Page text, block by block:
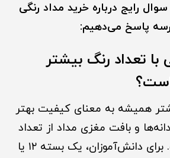
در این بخش به 4 سوال رایج درباره خرید مداد رنگی
پاسخ می‌دهیم:
با تعداد رنگ بیشتر
همیشه به معنای کیفیت بهتر
و بافت مغزی مداد از تعداد
رنگ‌ها مهم‌تر است. برای دانش‌آموزان، یک بسته ۱۲ یا